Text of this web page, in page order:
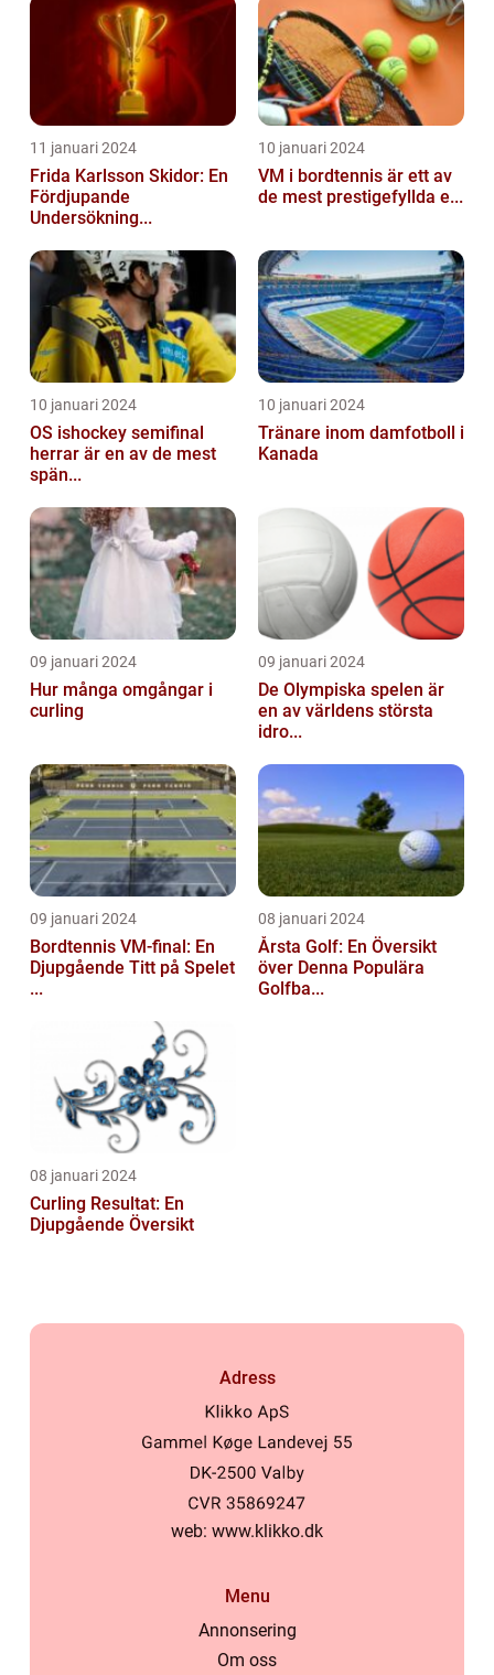
11 januari 2024
Frida Karlsson Skidor: En
Fördjupande
Undersökning...
10 januari 2024
VM i bordtennis är ett av
de mest prestigefyllda e...
10 januari 2024
OS ishockey semifinal
herrar är en av de mest
spän...
10 januari 2024
Tränare inom damfotboll i
Kanada
09 januari 2024
Hur många omgångar i
curling
09 januari 2024
De Olympiska spelen är
en av världens största
idro...
09 januari 2024
Bordtennis VM-final: En
Djupgående Titt på Spelet
...
08 januari 2024
Årsta Golf: En Översikt
över Denna Populära
Golfba...
08 januari 2024
Curling Resultat: En
Djupgående Översikt
Adress
web: www.klikko.dk
Menu
Annonsering
Om oss